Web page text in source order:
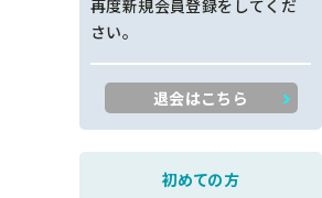
創意工夫
品質管理
出来形管理
再度新規会員登録をしてくだ
さい。
退会はこちら
初めての方